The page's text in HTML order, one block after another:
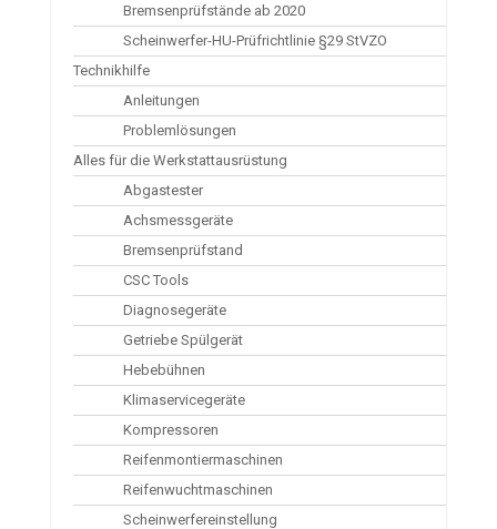
Bremsenprüfstände ab 2020
Scheinwerfer-HU-Prüfrichtlinie §29 StVZO
Technikhilfe
Anleitungen
Problemlösungen
Alles für die Werkstattausrüstung
Abgastester
Achsmessgeräte
Bremsenprüfstand
CSC Tools
Diagnosegeräte
Getriebe Spülgerät
Hebebühnen
Klimaservicegeräte
Kompressoren
Reifenmontiermaschinen
Reifenwuchtmaschinen
Scheinwerfereinstellung